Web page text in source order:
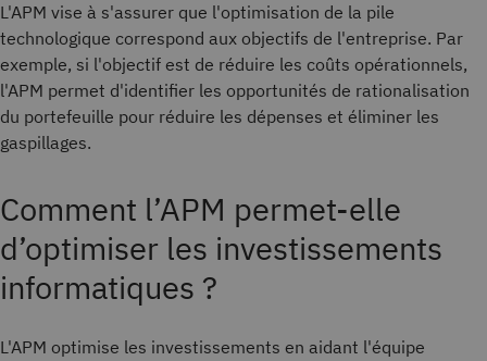
L'APM vise à s'assurer que l'optimisation de la pile
technologique correspond aux objectifs de l'entreprise. Par
exemple, si l'objectif est de réduire les coûts opérationnels,
l'APM permet d'identifier les opportunités de rationalisation
du portefeuille pour réduire les dépenses et éliminer les
gaspillages.
Comment l’APM permet-elle
d’optimiser les investissements
informatiques ?
L'APM optimise les investissements en aidant l'équipe